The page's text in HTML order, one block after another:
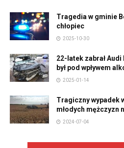
Tragedia w gminie
chłopiec
2025-10-30
22-latek zabrał
był pod wpływem
2025-01-14
Tragiczny wypadek
młodych mężczyzn
2024-07-04